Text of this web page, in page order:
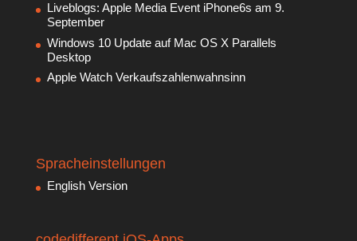
Liveblogs: Apple Media Event iPhone6s am 9.
September
Windows 10 Update auf Mac OS X Parallels
Desktop
Apple Watch Verkaufszahlenwahnsinn
Spracheinstellungen
English Version